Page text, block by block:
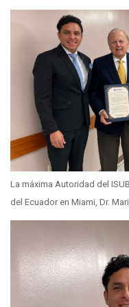
La máxima Autoridad del
del Ecuador en Miami, Dr.